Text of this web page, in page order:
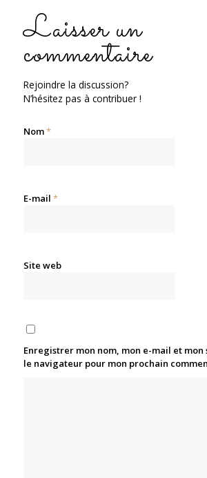
Laisser un
commentaire
Rejoindre la discussion?
N’hésitez pas à contribuer !
Nom*
E-mail *
Site web
Enregistrer mon nom, mon e-mail et mon
le navigateur pour mon prochain